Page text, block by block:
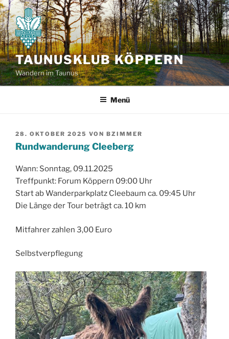
Zum
Inhalt
springen
TAUNUSKLUB KÖPPERN
Wandern im Taunus
Menü
VERÖFFENTLICHT
AM
28. OKTOBER 2025 VON BZIMMER
Rundwanderung Cleeberg
Wann: Sonntag, 09.11.2025
Treffpunkt: Forum Köppern 09:00 Uhr
Start ab Wanderparkplatz Cleebaum ca. 09:45 Uhr
Die Länge der Tour beträgt ca. 10 km
Mitfahrer zahlen 3,00 Euro
Selbstverpflegung